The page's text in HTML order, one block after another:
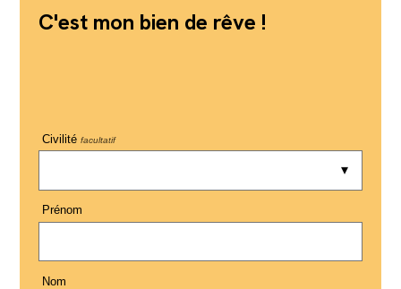
C'est mon bien de rêve !
Civilité facultatif
Prénom
Nom